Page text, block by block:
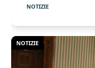
NOTIZIE
NOTIZIE